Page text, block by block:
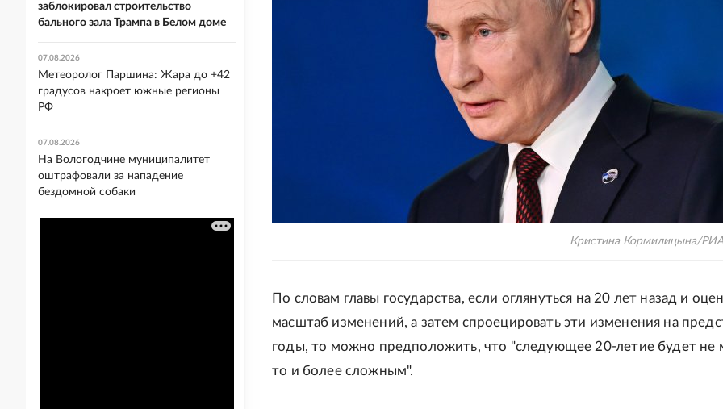
Кристина Кормилицына/
По словам главы государства, если оглянуться на 20 лет назад и
масштаб изменений, а затем спроецировать эти изменения на
годы, то можно предположить, что "следующее 20-летие будет не
то и более сложным".
заблокировал строительство
бального зала Трампа в Белом доме
07.08.2026
Метеоролог Паршина: Жара до +42
градусов накроет южные регионы
РФ
07.08.2026
На Вологодчине муниципалитет
оштрафовали за нападение
бездомной собаки